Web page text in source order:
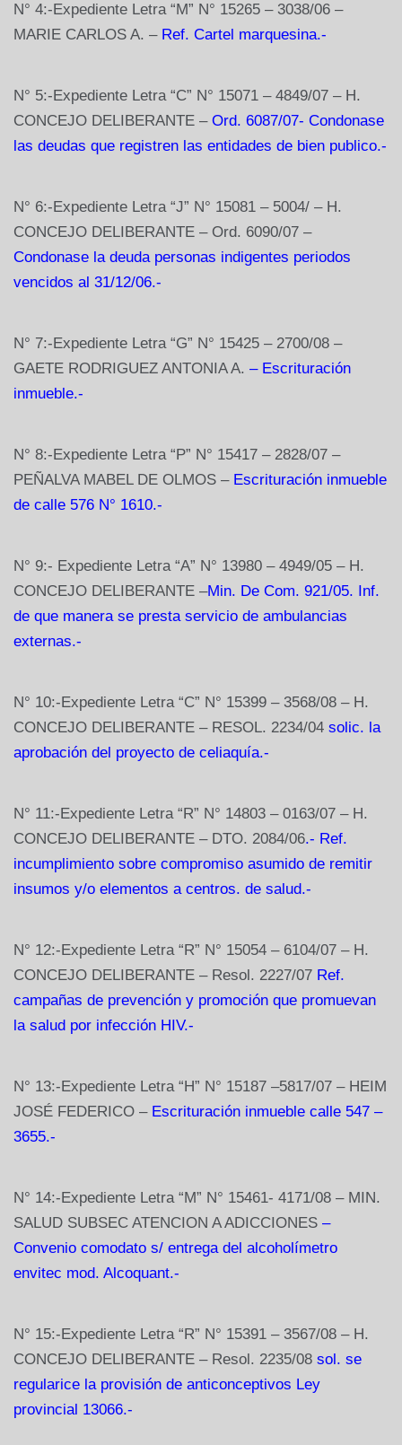
N° 4:-Expediente Letra “M” N° 15265 – 3038/06 –
MARIE CARLOS A. – Ref. Cartel marquesina.-
N° 5:-Expediente Letra “C” N° 15071 – 4849/07 – H.
CONCEJO DELIBERANTE – Ord. 6087/07- Condonase
las deudas que registren las entidades de bien publico.-
N° 6:-Expediente Letra “J” N° 15081 – 5004/ – H.
CONCEJO DELIBERANTE – Ord. 6090/07 –
Condonase la deuda personas indigentes periodos
vencidos al 31/12/06.-
N° 7:-Expediente Letra “G” N° 15425 – 2700/08 –
GAETE RODRIGUEZ ANTONIA A. – Escrituración
inmueble.-
N° 8:-Expediente Letra “P” N° 15417 – 2828/07 –
PEÑALVA MABEL DE OLMOS – Escrituración inmueble
de calle 576 N° 1610.-
N° 9:- Expediente Letra “A” N° 13980 – 4949/05 – H.
CONCEJO DELIBERANTE –Min. De Com. 921/05. Inf.
de que manera se presta servicio de ambulancias
externas.-
N° 10:-Expediente Letra “C” N° 15399 – 3568/08 – H.
CONCEJO DELIBERANTE – RESOL. 2234/04 solic. la
aprobación del proyecto de celiaquía.-
N° 11:-Expediente Letra “R” N° 14803 – 0163/07 – H.
CONCEJO DELIBERANTE – DTO. 2084/06.- Ref.
incumplimiento sobre compromiso asumido de remitir
insumos y/o elementos a centros. de salud.-
N° 12:-Expediente Letra “R” N° 15054 – 6104/07 – H.
CONCEJO DELIBERANTE – Resol. 2227/07 Ref.
campañas de prevención y promoción que promuevan
la salud por infección HIV.-
N° 13:-Expediente Letra “H” N° 15187 –5817/07 – HEIM
JOSÉ FEDERICO – Escrituración inmueble calle 547 –
3655.-
N° 14:-Expediente Letra “M” N° 15461- 4171/08 – MIN.
SALUD SUBSEC ATENCION A ADICCIONES –
Convenio comodato s/ entrega del alcoholímetro
envitec mod. Alcoquant.-
N° 15:-Expediente Letra “R” N° 15391 – 3567/08 – H.
CONCEJO DELIBERANTE – Resol. 2235/08 sol. se
regularice la provisión de anticonceptivos Ley
provincial 13066.-